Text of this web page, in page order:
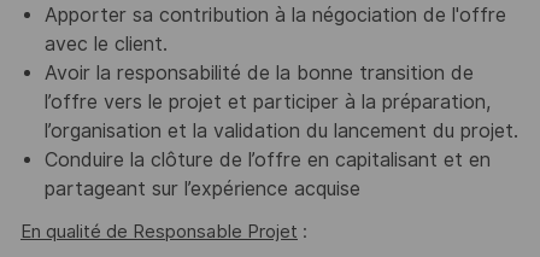
Apporter sa contribution à la négociation de l'offre
avec le client.
Avoir la responsabilité de la bonne transition de
l’offre vers le projet et participer à la préparation,
l’organisation et la validation du lancement du projet.
Conduire la clôture de l’offre en capitalisant et en
partageant sur l’expérience acquise
En qualité de Responsable Projet :